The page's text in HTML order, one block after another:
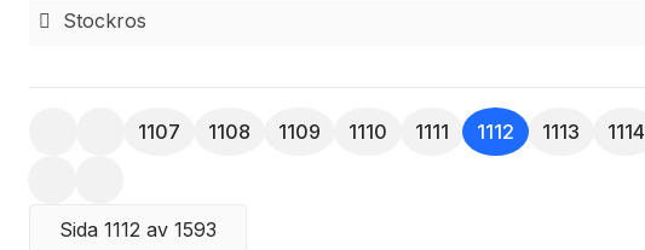
Stockros
1107 1108 1109 1110 1111 1112 1113 1114
Sida 1112 av 1593